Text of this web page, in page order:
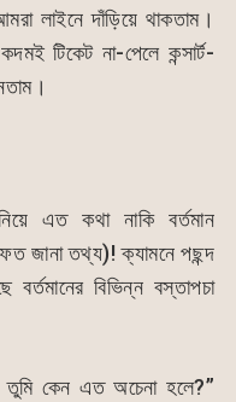
লাইনে দাঁড়িয়ে থাকতাম।
টিকেট না-পেলে কন্সার্ট-
এত কথা নাকি বর্তমান
জানা তথ্য)! ক্যামনে পছন্দ
বিভিন্ন বস্তাপচা
কেন এত অচেনা হলে?”